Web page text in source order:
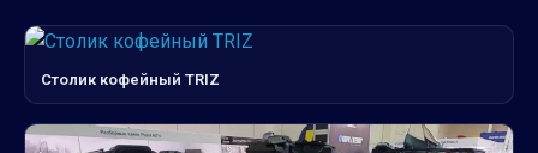
Столик кофейный TRIZ